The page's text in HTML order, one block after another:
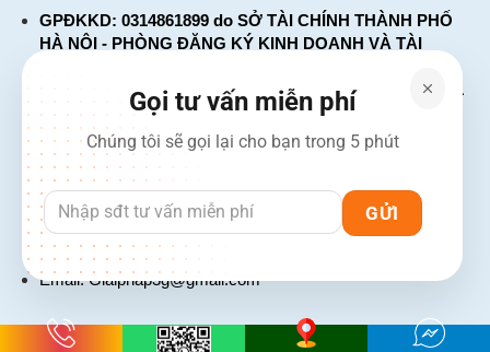
GPĐKKD: 0314861899 do SỞ TÀI CHÍNH THÀNH PHỐ
HÀ NỘI - PHÒNG ĐĂNG KÝ KINH DOANH VÀ TÀI
CHÍNH DOANH NGHIỆP cấp. Đăng ký lần đầu: ngày 26
tháng 01 năm 2018. Đăng ký thay đổi lần thứ: 4, ngày 31
tháng 03 năm 2026
226 Đường Láng, Đống Đa, Hà Nội
137 Đường Hòa Hưng, Phường 12, Quận 10, TP. Hồ Chí
Minh
Hotline: 1900 2106 - 0386 001 001
Email:Giaiphap3g@gmail.com
Gọi tư vấn miễn phí
Chúng tôi sẽ gọi lại cho bạn trong 5 phút